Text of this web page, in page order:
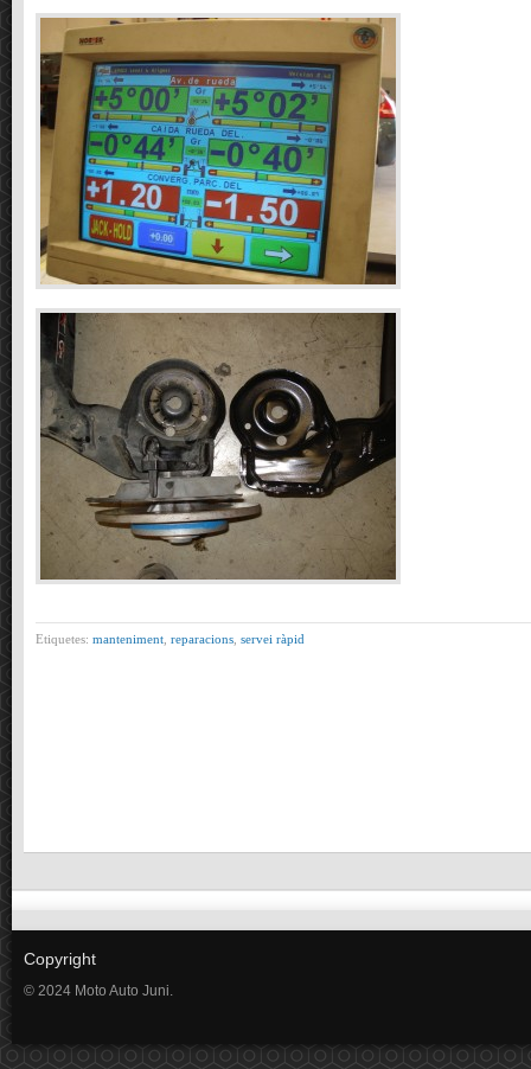
Etiquetes: manteniment reparacions servei ràpid
Copyright
© 2024 Moto Auto Juni.